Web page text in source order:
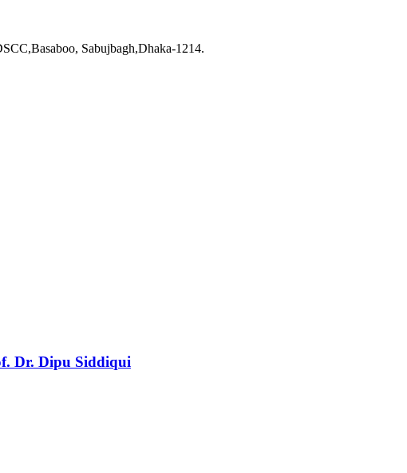
Sabujbagh,Dhaka-1214.
Dr. Dipu Siddiqui